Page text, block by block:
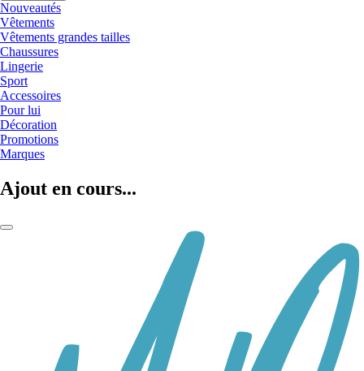
Nouveautés
Vêtements
Vêtements grandes tailles
Chaussures
Lingerie
Sport
Accessoires
Pour lui
Décoration
Promotions
Marques
Ajout en cours...